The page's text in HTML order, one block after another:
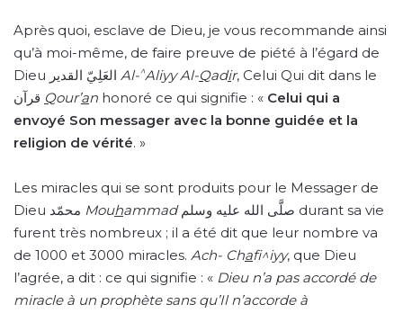
Après quoi, esclave de Dieu, je vous recommande ainsi
qu’à moi-même, de faire preuve de piété à l’égard de
Al-^Aliyy Al-Qadir, Celui Qui dit dans le
قرآن Qour’an honoré ce qui signifie : « Celui qui a
envoyé Son messager avec la bonne guidée et la
religion de vérité. »
Les miracles qui se sont produits pour le Messager de
Mouhammadصلَّى الله عليه وسلم durant sa vie
furent très nombreux ; il a été dit que leur nombre va
de 1000 et 3000 miracles. Ach- Chafi^iyy, que Dieu
l’agrée, a dit : ce qui signifie : « Dieu n’a pas accordé de
miracle à un prophète sans qu’Il n’accorde à